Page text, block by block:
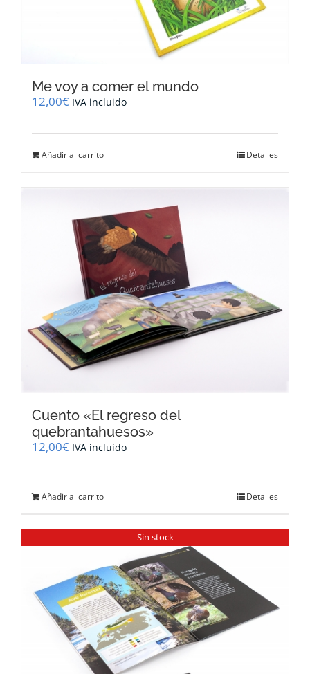
Me voy a comer el mundo
12,00€ IVA incluido
Añadir al carrito Detalles
Cuento «El regreso del
quebrantahuesos»
12,00€ IVA incluido
Añadir al carrito Detalles
Sin stock